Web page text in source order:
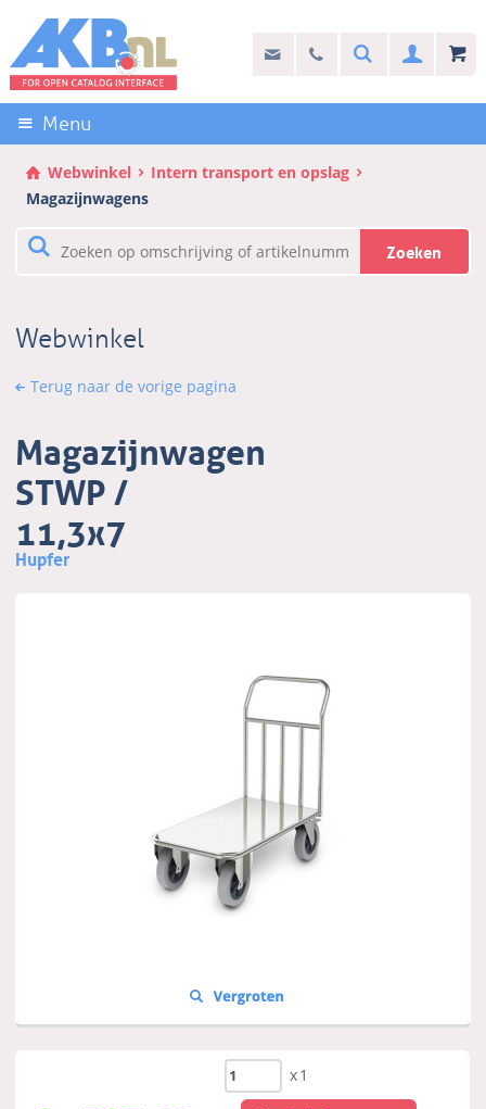
links
over
Direct
naar
de
inhoud
Direct
het
info@akb.nl
Stel uw vraag
030 69 50 814Search
Menu
Webwinkel
Intern transport en opslag
Magazijnwagens
Zoeken
Webwinkel
Terug naar de vorige pagina
Magazijnwagen
STWP /
11,3x7
Hupfer
x1